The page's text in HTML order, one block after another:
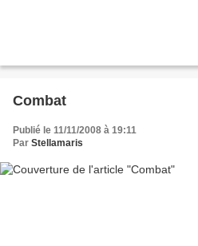
Combat
Publié le 11/11/2008 à 19:11
Par Stellamaris